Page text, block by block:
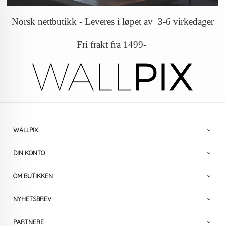
Norsk nettbutikk - Leveres i løpet av 3-6 virkedager
Fri frakt fra 1499-
WALLPIX
DIN KONTO
OM BUTIKKEN
NYHETSBREV
PARTNERE